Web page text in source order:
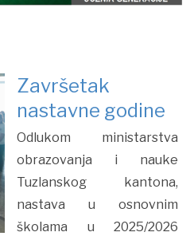
Završetak
nastavne godine
Odlukom ministarstva
obrazovanja i nauke
Tuzlanskog kantona,
nastava u osnovnim
školama u 2025/2026